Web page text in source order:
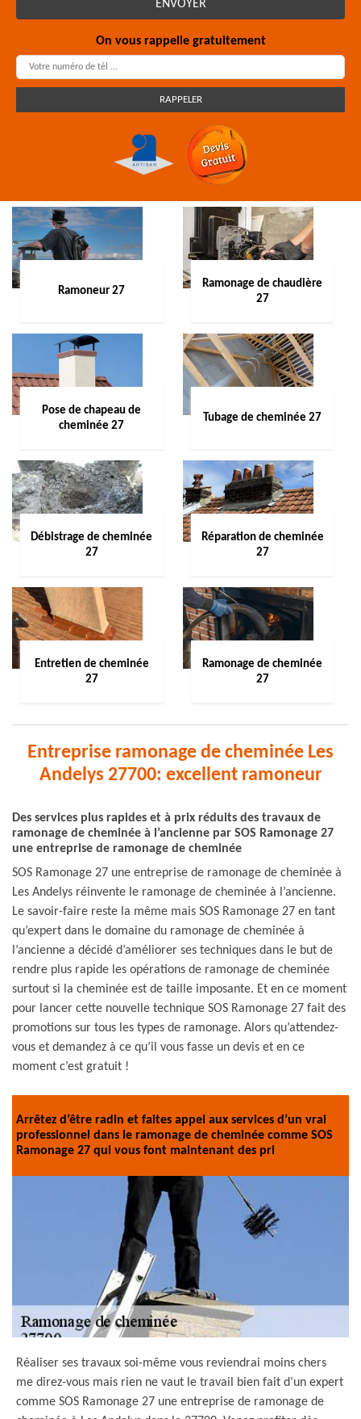
On vous rappelle gratuitement
Ramoneur 27
Ramonage de chaudière
27
Pose de chapeau de
cheminée 27
Tubage de cheminée 27
Débistrage de cheminée
27
Réparation de cheminée
27
Entretien de cheminée
27
Ramonage de cheminée
27
Entreprise ramonage de cheminée Les
Andelys 27700: excellent ramoneur
Des services plus rapides et à prix réduits des travaux de
ramonage de cheminée à l’ancienne par SOS Ramonage 27
une entreprise de ramonage de cheminée
SOS Ramonage 27 une entreprise de ramonage de cheminée à
Les Andelys réinvente le ramonage de cheminée à l’ancienne.
Le savoir-faire reste la même mais SOS Ramonage 27 en tant
qu’expert dans le domaine du ramonage de cheminée à
l’ancienne a décidé d’améliorer ses techniques dans le but de
rendre plus rapide les opérations de ramonage de cheminée
surtout si la cheminée est de taille imposante. Et en ce moment
pour lancer cette nouvelle technique SOS Ramonage 27 fait des
promotions sur tous les types de ramonage. Alors qu’attendez-
vous et demandez à ce qu’il vous fasse un devis et en ce
moment c’est gratuit !
Arrêtez d’être radin et faites appel aux services d’un vrai
professionnel dans le ramonage de cheminée comme SOS
Ramonage 27 qui vous font maintenant des pri
Réaliser ses travaux soi-même vous reviendrai moins chers
me direz-vous mais rien ne vaut le travail bien fait d’un expert
comme SOS Ramonage 27 une entreprise de ramonage de